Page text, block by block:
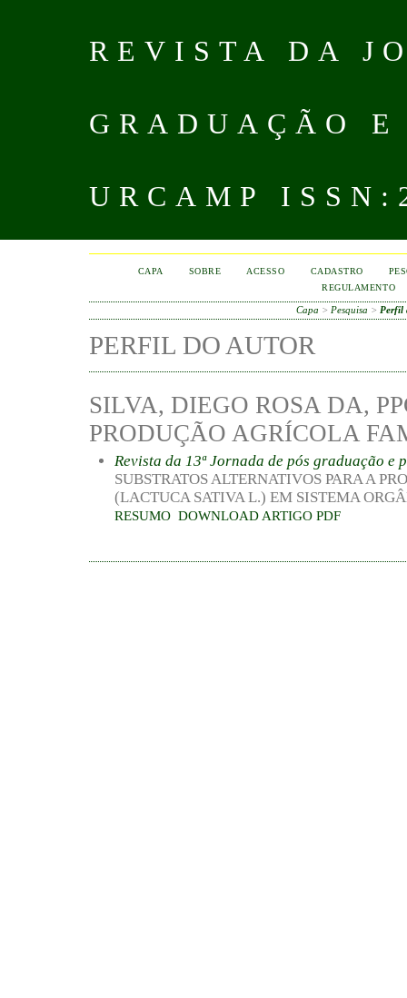
REVISTA DA
GRADUAÇÃO
URCAMP
CAPA SOBRE ACESSO CADASTRO
REGULAMENTO
Capa > Pesquisa > Perfil
PERFIL DO AUTOR
SILVA, DIEGO ROSA DA,
PRODUÇÃO AGRÍCOLA
Revista da 13ª Jornada de pós graduação e
SUBSTRATOS ALTERNATIVOS PARA A
(LACTUCA SATIVA L.) EM SISTEMA
RESUMO DOWNLOAD ARTIGO PDF